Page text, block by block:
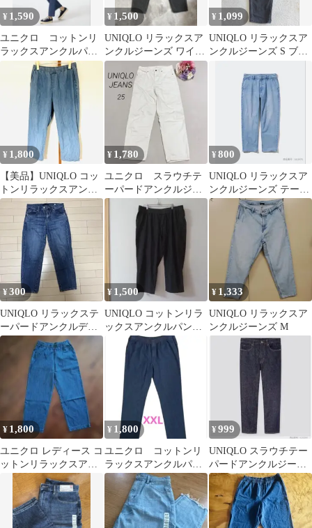
¥ 1,590
ユニクロ コットンリ
ラックスアンクルパン
ツ ブルー Mサイズ
¥ 1,500
UNIQLO リラックスア
ンクルジーンズ ワイド
フィット グレー
¥ 1,099
UNIQLO リラックスア
ンクルジーンズ S ブラ
¥ 1,800
【美品】UNIQLO コッ
トンリラックスアンク
ルパンツ XL ブルー
アンクル丈
¥ 1,780
ユニクロ スラウチテ
ーパードアンクルジー
ンズ ホワイトデニム
パンツ W25（M）
¥800
UNIQLO リラックスア
ンクルジーンズ テーパ
ード ブルー ユニセック
¥300
UNIQLO リラックステ
ーパードアンクルデニ
ム 23
¥ 1,500
UNIQLO コットンリラ
ックスアンクルパン
ツ 3XLサイズ
¥ 1,333
UNIQLO リラックスア
ンクルジーンズ M
¥ 1,800
ユニクロ レディース コ
ットンリラックスアン
クルパンツ M
¥ 1,800
ユニクロ コットンリ
ラックスアンクルパン
ツ メンズ XXLサイ
¥999
UNIQLO スラウチテー
パードアンクルジーン
ズ 24